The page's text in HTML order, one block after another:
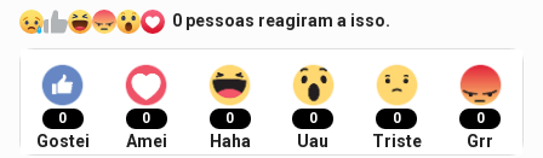
0 pessoas reagiram a isso.
0
Gostei
0
Amei
0
Haha
0
Uau
0
Triste
0
Grr